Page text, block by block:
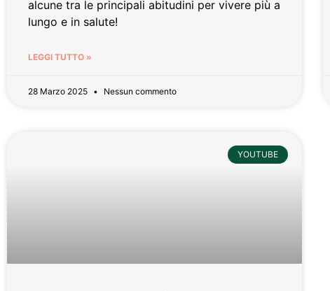
alcune tra le principali abitudini per vivere più a
lungo e in salute!
LEGGI TUTTO »
28 Marzo 2025 Nessun commento
YOUTUBE